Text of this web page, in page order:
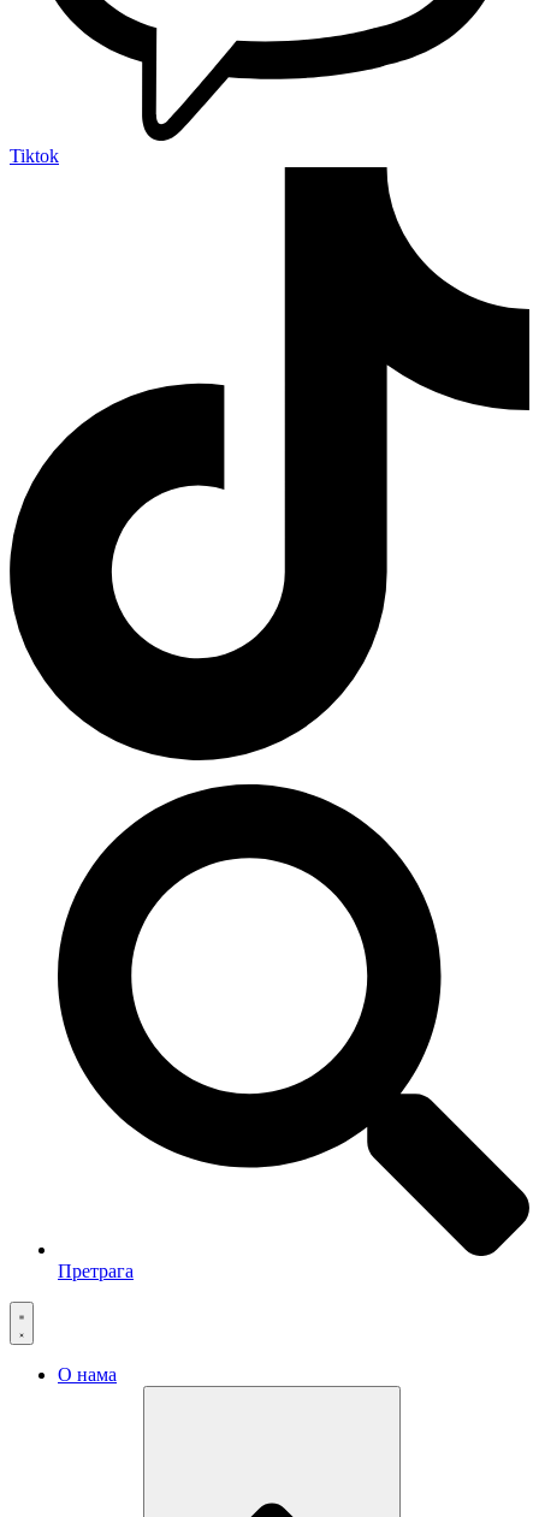
Tiktok
Претрага
О нама